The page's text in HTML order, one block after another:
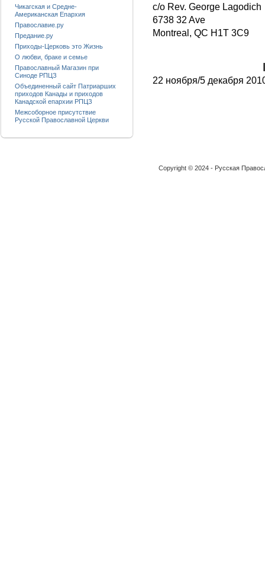
c/o Rev. George Lagodich
6738 32 Ave
Montreal, QC H1T 3C9
22 ноября/5 декабря
Чикагская и Средне-
Американская Епархия
Православие.ру
Предание.ру
Приходы-Церковь это Жизнь
О любви, браке и семье
Православный Магазин при
Синоде РПЦЗ
Объединенный сайт Патриарших
приходов Канады и приходов
Канадской епархии РПЦЗ
Межсоборное присутствие
Русской Православной Церкви
Copyright © 2024 - Русская